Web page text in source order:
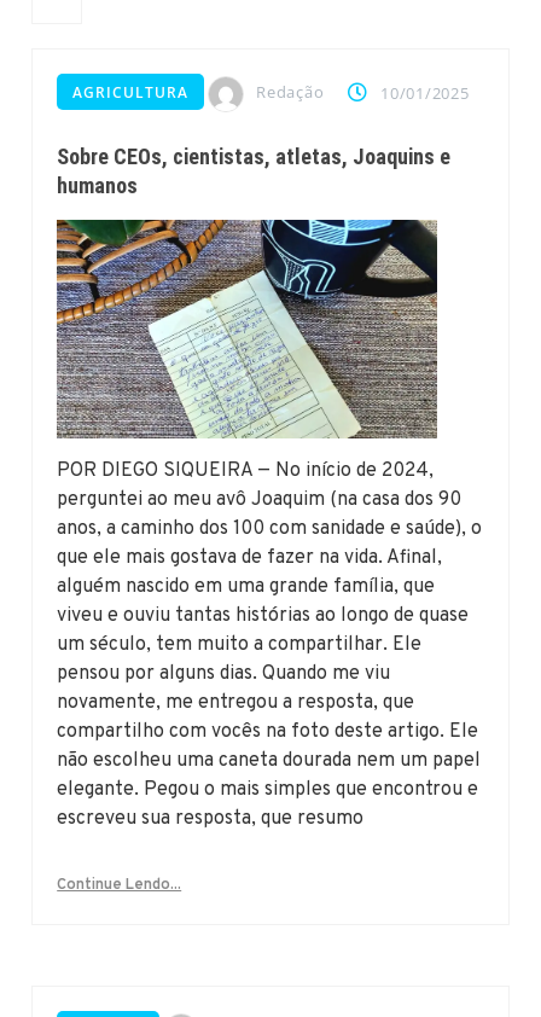
AGRICULTURA Redação 10/01/2025
Sobre CEOs, cientistas, atletas, Joaquins e
humanos
POR DIEGO SIQUEIRA — No início de 2024,
perguntei ao meu avô Joaquim (na casa dos 90
anos, a caminho dos 100 com sanidade e saúde), o
que ele mais gostava de fazer na vida. Afinal,
alguém nascido em uma grande família, que
viveu e ouviu tantas histórias ao longo de quase
um século, tem muito a compartilhar. Ele
pensou por alguns dias. Quando me viu
novamente, me entregou a resposta, que
compartilho com vocês na foto deste artigo. Ele
não escolheu uma caneta dourada nem um papel
elegante. Pegou o mais simples que encontrou e
escreveu sua resposta, que resumo
Continue Lendo...